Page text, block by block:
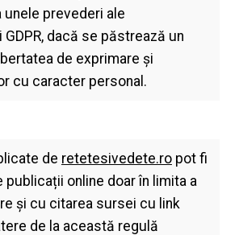
unele prevederi ale
dacă se păstrează un
de exprimare şi
cu caracter personal.
de retetesivedete.ropot fi
publicații online doar în limita a
și cu citarea sursei cu link
de la această regulă